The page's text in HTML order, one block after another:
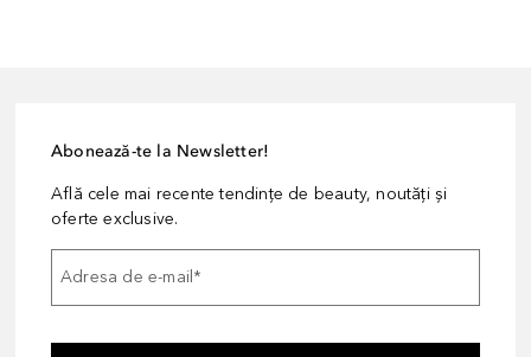
Abonează-te la Newsletter!
Află cele mai recente tendințe de beauty, noutăți și
oferte exclusive.
Adresa de e-mail*